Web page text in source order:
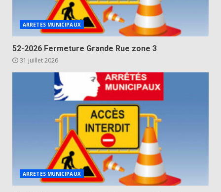
ARRETES MUNICIPAUX
52-2026 Fermeture Grande Rue zone 3
31 juillet 2026
ARRETES MUNICIPAUX